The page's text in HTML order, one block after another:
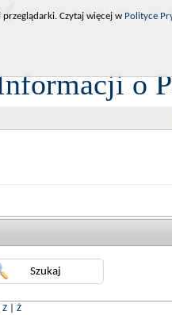
RCL Dziennik Ustaw
o
Z| Ż
Czytaj więcej w Polityce